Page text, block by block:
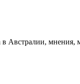
Австралии, мнения,